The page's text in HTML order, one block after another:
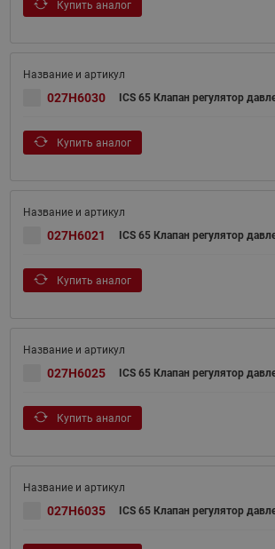
Купить аналог
027H6030 ICS 65 Клапан регулятор
Купить аналог
027H6021 ICS 65 Клапан регулятор
Купить аналог
027H6025 ICS 65 Клапан регулятор
Купить аналог
027H6035 ICS 65 Клапан регулятор